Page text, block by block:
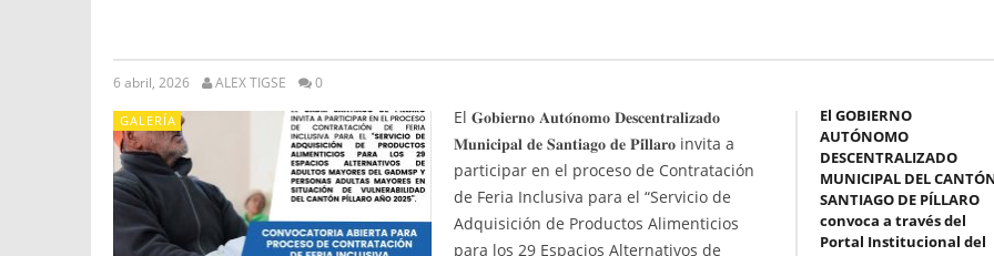
6 abril, 2026 ALEX TIGSE 0
GALERÍA
El 𝐆𝐨𝐛𝐢𝐞𝐫𝐧𝐨 𝐀𝐮𝐭𝐨́𝐧𝐨𝐦𝐨 𝐃𝐞𝐬𝐜𝐞𝐧𝐭𝐫𝐚𝐥𝐢𝐳𝐚𝐝𝐨
𝐌𝐮𝐧𝐢𝐜𝐢𝐩𝐚𝐥 𝐝𝐞 𝐒𝐚𝐧𝐭𝐢𝐚𝐠𝐨 𝐝𝐞 𝐏𝐢́𝐥𝐥𝐚𝐫𝐨 invita a
participar en el proceso de Contratación
de Feria Inclusiva para el “Servicio de
Adquisición de Productos Alimenticios
para los 29 Espacios Alternativos de
El GOBIERNO
AUTÓNOMO
DESCENTRALIZADO
MUNICIPAL DEL
SANTIAGO DE PÍLLARO
convoca a través del
Portal Institucional del